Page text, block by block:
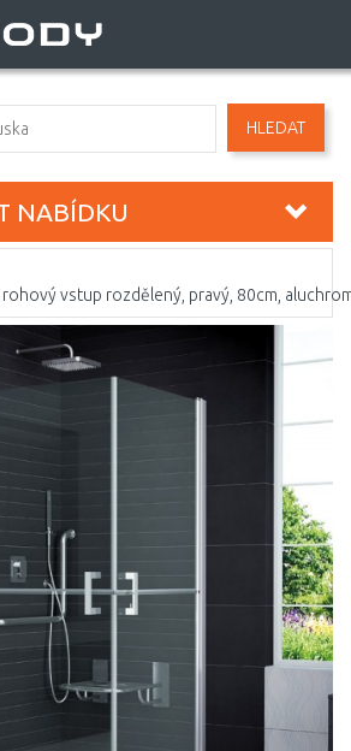
HLEDAT
NABÍDKU
rohový vstup rozdělený, pravý, 80cm,